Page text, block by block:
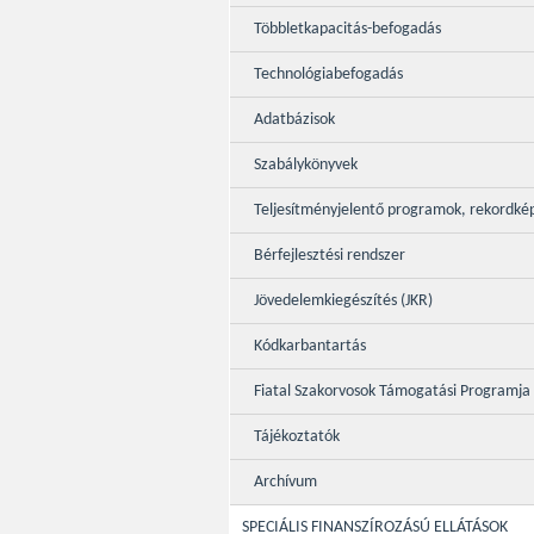
Többletkapacitás-befogadás
Technológiabefogadás
Adatbázisok
Szabálykönyvek
Teljesítményjelentő programok,
Bérfejlesztési rendszer
Jövedelemkiegészítés (JKR)
Kódkarbantartás
Fiatal Szakorvosok Támogatási Programja
Tájékoztatók
Archívum
SPECIÁLIS FINANSZÍROZÁSÚ ELLÁTÁSOK